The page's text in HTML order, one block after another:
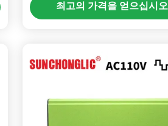
최고의 가격을 얻으십시오